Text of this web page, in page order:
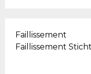
Faillissement
Faillissement